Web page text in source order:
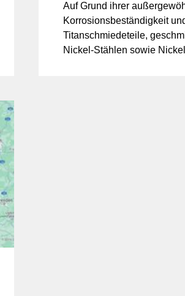
Auf Grund ihrer
Korrosionsbeständigkeit
Titanschmiedeteile,
Nickel-Stählen sowie